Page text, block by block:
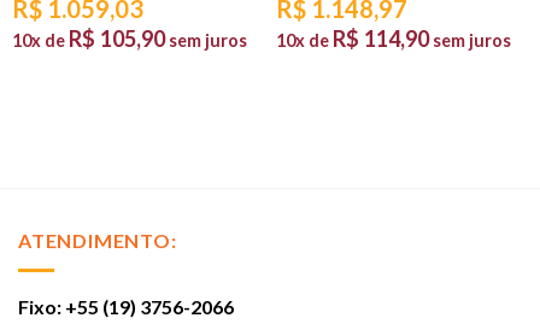
R$ 1.059,03
10x de R$ 105,90 sem juros
R$ 1.148,97
10x de R$ 114,90 sem juros
ATENDIMENTO:
Fixo: +55 (19) 3756-2066